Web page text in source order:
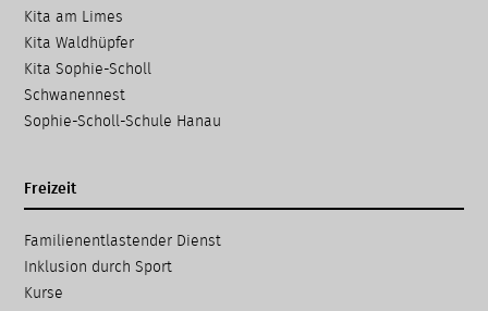
Kita am Limes
Kita Waldhüpfer
Kita Sophie-Scholl
Schwanennest
Sophie-Scholl-Schule Hanau
Freizeit
Navigation
überspringen
Familien­entlastender Dienst
Inklusion durch Sport
Kurse